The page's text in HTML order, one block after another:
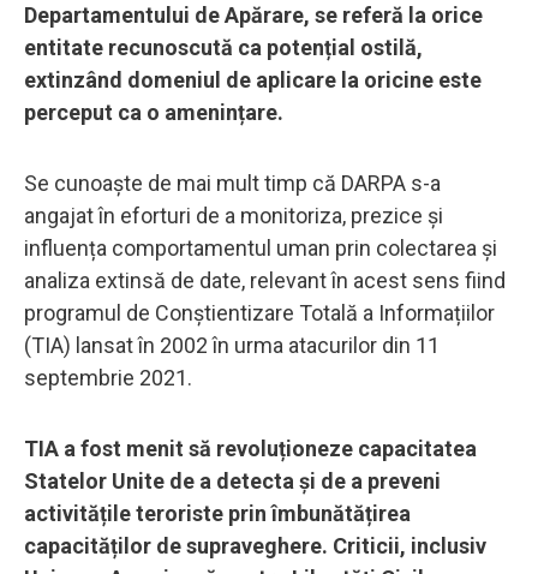
Departamentului de Apărare, se referă la orice
entitate recunoscută ca potențial ostilă,
extinzând domeniul de aplicare la oricine este
perceput ca o amenințare.
Se cunoaște de mai mult timp că DARPA s-a
angajat în eforturi de a monitoriza, prezice și
influența comportamentul uman prin colectarea și
analiza extinsă de date, relevant în acest sens fiind
programul de Conștientizare Totală a Informațiilor
(TIA) lansat în 2002 în urma atacurilor din 11
septembrie 2021.
TIA a fost menit să revoluționeze capacitatea
Statelor Unite de a detecta și de a preveni
activitățile teroriste prin îmbunătățirea
capacităților de supraveghere. Criticii, inclusiv